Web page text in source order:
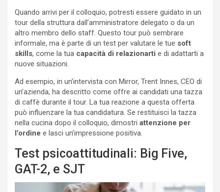
Quando arrivi per il colloquio, potresti essere guidato in un
tour della struttura dall’amministratore delegato o da un
altro membro dello staff. Questo tour può sembrare
informale, ma è parte di un test per valutare le tue soft
skills, come la tua capacità di relazionarti e di adattarti a
nuove situazioni.
Ad esempio, in un’intervista con Mirror, Trent Innes, CEO di
un’azienda, ha descritto come offre ai candidati una tazza
di caffè durante il tour. La tua reazione a questa offerta
può influenzare la tua candidatura. Se restituisci la tazza
nella cucina dopo il colloquio, dimostri attenzione per
l’ordine e lasci un’impressione positiva.
Test psicoattitudinali: Big Five,
GAT-2, e SJT